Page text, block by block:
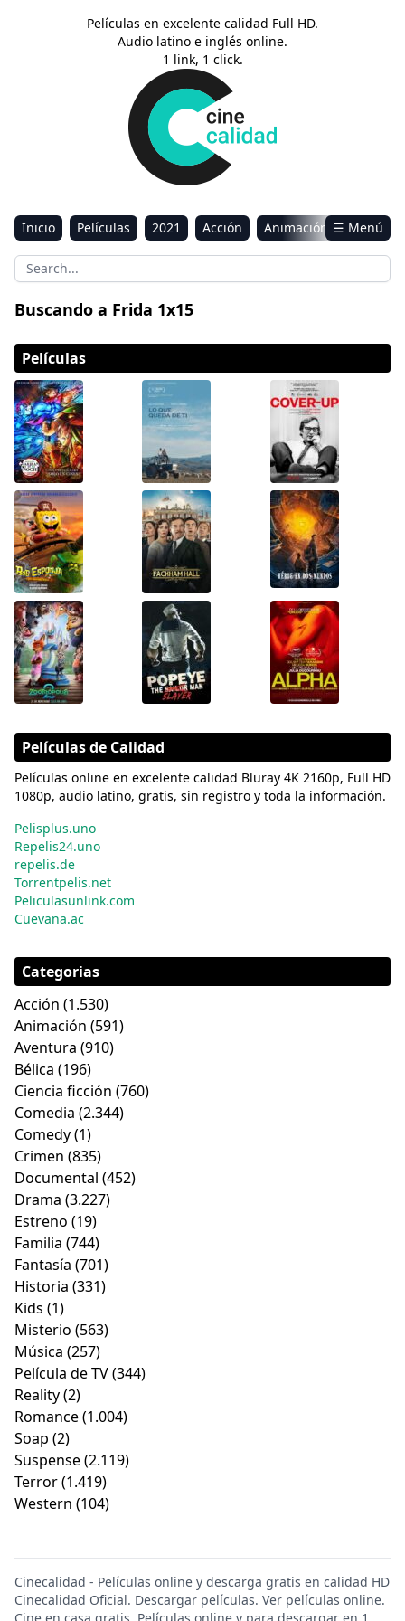
Películas en excelente calidad Full HD.
Audio latino e inglés online.
1 link, 1 click.
Inicio Películas 2021 Acción
Animación
Aventura
Ciencia ficción Comedia
Drama
☰ Menú
Buscando a Frida 1x15
Películas
Películas de Calidad
Películas online en excelente calidad Bluray 4K 2160p, Full HD
1080p, audio latino, gratis, sin registro y toda la información.
Pelisplus.uno
Repelis24.uno
repelis.de
Torrentpelis.net
Peliculasunlink.com
Cuevana.ac
Categorias
Acción (1.530)
Animación (591)
Aventura (910)
Bélica (196)
Ciencia ficción (760)
Comedia (2.344)
Comedy(1)
Crimen (835)
Documental (452)
Drama (3.227)
Estreno (19)
Familia (744)
Fantasía (701)
Historia (331)
Kids (1)
Misterio (563)
Música (257)
Película de TV(344)
Reality(2)
Romance(1.004)
Soap (2)
Suspense(2.119)
Terror(1.419)
Western (104)
Cinecalidad - Películas online y descarga gratis en calidad HD
Cinecalidad Oficial. Descargar películas. Ver películas online.